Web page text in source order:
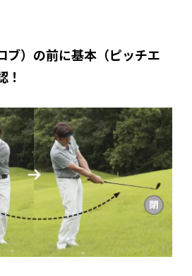
ブ）の前に基本（ピッチエ
！